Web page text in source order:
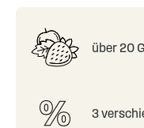
über 20
3